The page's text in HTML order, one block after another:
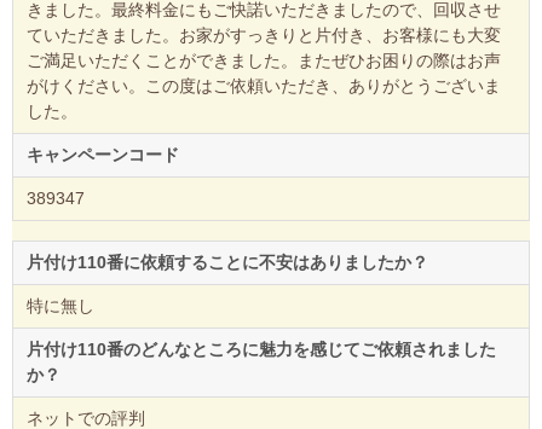
きました。最終料金にもご快諾いただきましたので、回収させ
ていただきました。お家がすっきりと片付き、お客様にも大変
ご満足いただくことができました。またぜひお困りの際はお声
がけください。この度はご依頼いただき、ありがとうございま
した。
キャンペーンコード
389347
片付け110番に依頼することに不安はありましたか？
特に無し
片付け110番のどんなところに魅力を感じてご依頼されました
か？
ネットでの評判